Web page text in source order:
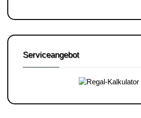
Serviceangebot